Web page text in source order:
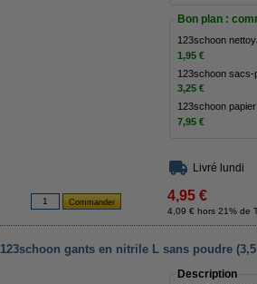
Bon plan :
123schoon
1,95 €
123schoon sacs-
3,25 €
123schoon
7,95 €
Livré lundi
4,95 €
4,09 € hors 21% de
123schoon gants en nitrile L sans poudre
Description